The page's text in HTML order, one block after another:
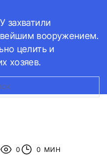
захватили
вооружением.
целить и
хозяев.
0 0 МИН